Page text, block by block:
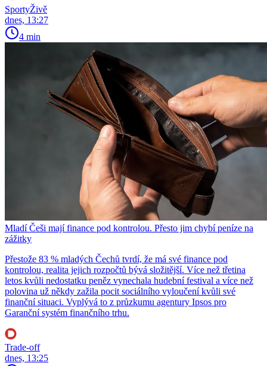
SportyŽivě
dnes, 13:27
4 min
Mladí Češi mají finance pod kontrolou. Přesto jim chybí peníze na
zážitky
Přestože 83 % mladých Čechů tvrdí, že má své finance pod
kontrolou, realita jejich rozpočtů bývá složitější. Více než třetina
letos kvůli nedostatku peněz vynechala hudební festival a více než
polovina už někdy zažila pocit sociálního vyloučení kvůli své
finanční situaci. Vyplývá to z průzkumu agentury Ipsos pro
Garanční systém finančního trhu.
Trade-off
dnes, 13:25